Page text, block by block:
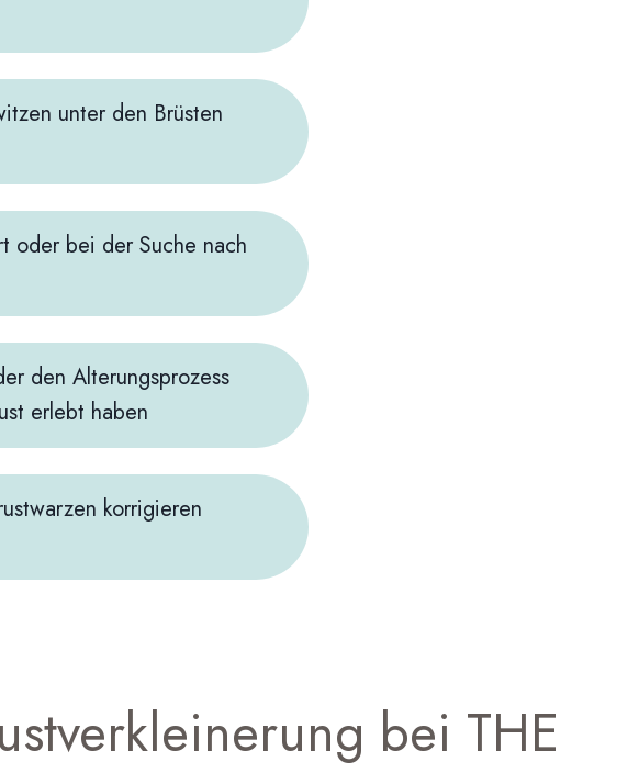
unter den Brüsten
oder bei der Suche nach
den Alterungsprozess
erlebt haben
korrigieren
bei THE